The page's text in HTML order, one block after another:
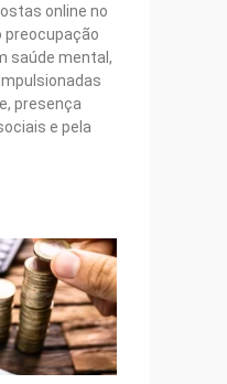
online no
preocupação
saúde mental,
presença
e pela